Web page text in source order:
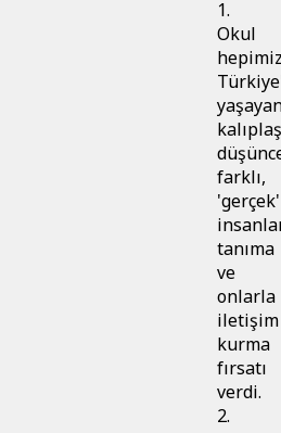
1.
Okul
farklı,
'gerçek'
tanıma
ve
onlarla
iletişim
kurma
fırsatı
verdi.
2.